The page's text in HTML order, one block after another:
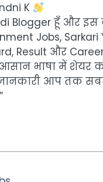
K
Blogger हूँ और इस
Jobs, Sarkari
Result और
भाषा में शेयर
आप तक